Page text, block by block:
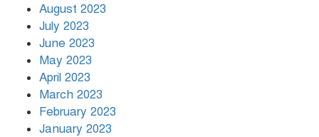
August 2023
July 2023
June 2023
May 2023
April 2023
March 2023
February 2023
January 2023